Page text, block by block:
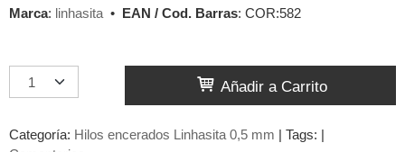
Marca: linhasita • EAN / Cod. Barras: COR:582
Añadir a Carrito
Categoría: Hilos encerados Linhasita 0,5 mm | Tags: |